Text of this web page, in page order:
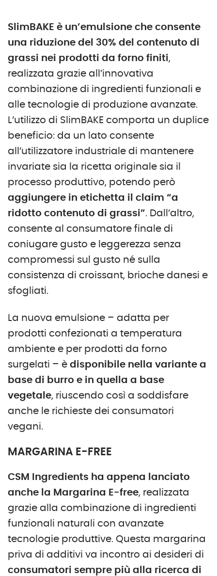
SlimBAKE è un’emulsione che consente
una riduzione del 30% del contenuto di
grassi nei prodotti da forno finiti,
realizzata grazie all’innovativa
combinazione di ingredienti funzionali e
alle tecnologie di produzione avanzate.
L’utilizzo di SlimBAKE comporta un duplice
beneficio: da un lato consente
all’utilizzatore industriale di mantenere
invariate sia la ricetta originale sia il
processo produttivo, potendo però
aggiungere in etichetta il claim “a
ridotto contenuto di grassi”. Dall’altro,
consente al consumatore finale di
coniugare gusto e leggerezza senza
compromessi sul gusto né sulla
consistenza di croissant, brioche danesi e
sfogliati.
La nuova emulsione – adatta per
prodotti confezionati a temperatura
ambiente e per prodotti da forno
surgelati – è disponibile nella variante a
base di burro e in quella a base
vegetale, riuscendo così a soddisfare
anche le richieste dei consumatori
vegani.
MARGARINA E-FREE
CSM Ingredients ha appena lanciato
anche la M argarina E-free, realizzata
grazie alla combinazione di ingredienti
funzionali naturali con avanzate
tecnologie produttive. Questa margarina
priva di additivi va incontro ai desideri di
consumatori sempre più alla ricerca di